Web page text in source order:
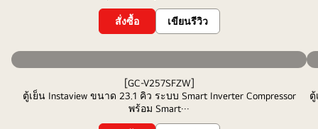
สั่งซื้อ เขียนรีวิว
[GC-V257SFZW]
ตู้เย็น Instaview ขนาด 23.1 คิว ระบบ Smart Inverter Compressor
พร้อม Smart···
ตู้